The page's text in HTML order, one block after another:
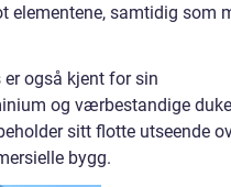
elementene, samtidig som
også kjent for sin
og værbestandige
sitt flotte utseende
bygg.